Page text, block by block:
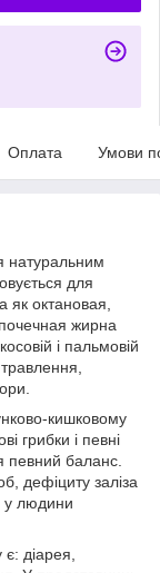
Оплата Умови
натуральним
для
як октановая,
жирна
і пальмовій
кишковому
грибки і певні
певний баланс.
дефіциту заліза
у людини
діарея,